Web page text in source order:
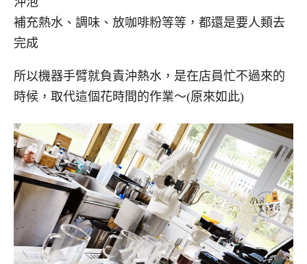
補充熱水、調味、放咖啡粉等等，都還是要人類去
完成
所以機器手臂就負責沖熱水，是在店員忙不過來的
時候，取代這個花時間的作業～(原來如此)